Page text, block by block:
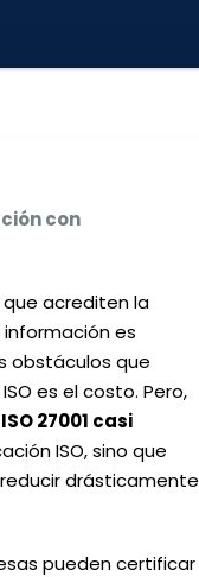
con
acrediten la
es
obstáculos que
es el costo. Pero,
27001 casi
ISO, sino que
drásticamente
pueden certificar